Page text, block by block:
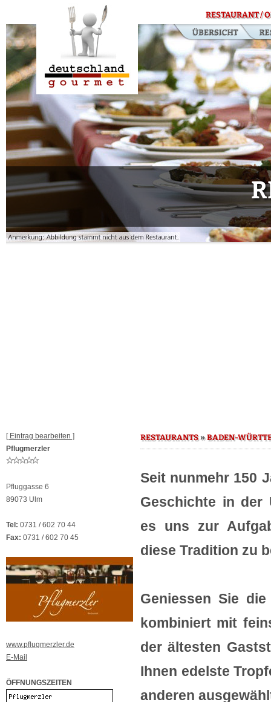
RESTAURANT /
[ Eintrag bearbeiten ]
Pflugmerzler
Pfluggasse 6
89073 Ulm
Tel: 0731 / 602 70 44
Fax: 0731 / 602 70 45
www.pflugmerzler.de
E-Mail
ÖFFNUNGSZEITEN
RESTAURANTS»BADEN-
Seit nunmehr 150
Geschichte in der
es uns zur
diese Tradition zu
Geniessen Sie
kombiniert mit
der ältesten
Ihnen edelste
anderen